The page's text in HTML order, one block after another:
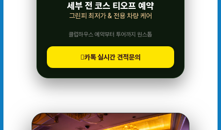
세부 전 코스 티오프 예약
그린피 최저가 & 전용 차량 케어
클럽하우스 예약부터 투어까지 원스톱
카톡 실시간 견적문의